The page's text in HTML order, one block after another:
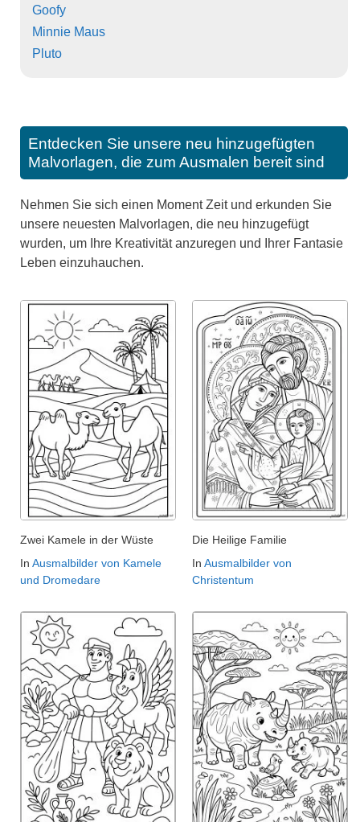
Goofy
Minnie Maus
Pluto
Entdecken Sie unsere neu hinzugefügten
Malvorlagen, die zum Ausmalen bereit sind
Nehmen Sie sich einen Moment Zeit und erkunden Sie
unsere neuesten Malvorlagen, die neu hinzugefügt
wurden, um Ihre Kreativität anzuregen und Ihrer Fantasie
Leben einzuhauchen.
Zwei Kamele in der Wüste
In Ausmalbilder von Kamele
und Dromedare
Die Heilige Familie
In Ausmalbilder von
Christentum